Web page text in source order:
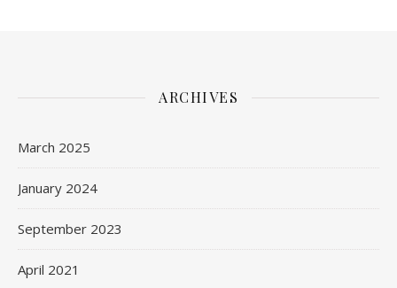
ARCHIVES
March 2025
January 2024
September 2023
April 2021